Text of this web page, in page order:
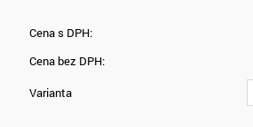
Cena s DPH:
Cena bez DPH:
Varianta